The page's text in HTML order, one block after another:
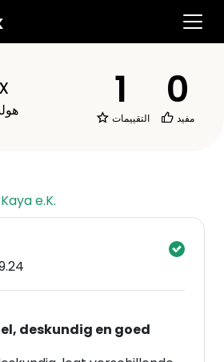
1
التقييمات
0
مفيد
e.K.
deskundig en goed